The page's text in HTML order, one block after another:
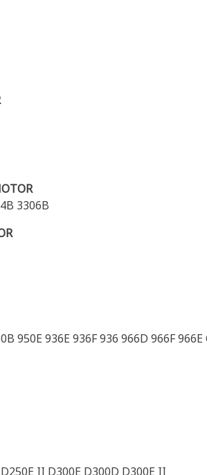
3306B
950E 936E 936F 936 966D 966F 966E
II D300E D300D D300E II